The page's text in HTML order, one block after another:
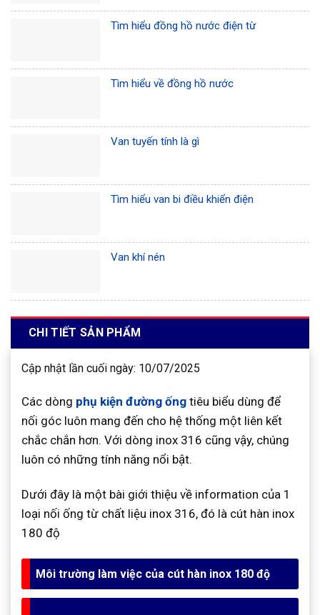
Tìm hiểu đồng hồ nước điện từ
Tìm hiểu về đồng hồ nước
Van tuyến tính là gì
Tìm hiểu van bi điều khiển điện
Van khí nén
CHI TIẾT SẢN PHẨM
Cập nhật lần cuối ngày: 10/07/2025
Các dòng phụ kiện đường ống tiêu biểu dùng để
nối góc luôn mang đến cho hệ thống một liên kết
chắc chắn hơn. Với dòng inox 316 cũng vậy, chúng
luôn có những tính năng nổi bật.
Dưới đây là một bài giới thiệu về information của 1
loại nối ống từ chất liệu inox 316, đó là cút hàn inox
180 độ
Môi trường làm việc của cút hàn inox 180 độ